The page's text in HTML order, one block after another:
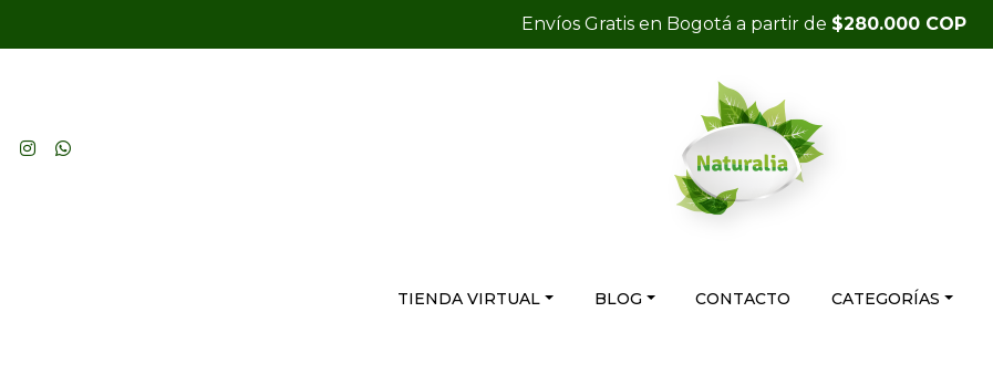
Envíos Gratis en Bogotá a partir de $280.000 COP
TIENDA VIRTUAL BLOG CONTACTO CATEGORÍAS